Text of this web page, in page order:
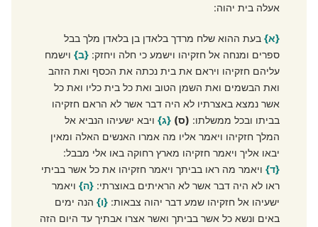
אעלה בית יהוה:
{א} בעת ההוא שלח מרדך בלאדן בן בלאדן מלך בבל
ספרים ומנחה אל חזקיהו וישמע כי חלה ויחזק:{ב} וישמח
עליהם חזקיהו ויראם את בית נכתה את הכסף ואת הזהב
ואת הבשמים ואת השמן הטוב ואת כל בית כליו ואת כל
אשר נמצא באצרתיו לא היה דבר אשר לא הראם חזקיהו
בביתו ובכל ממשלתו: (ס) {ג} ויבא ישעיהו הנביא אל
המלך חזקיהו ויאמר אליו מה אמרו האנשים האלה ומאין
יבאו אליך ויאמר חזקיהו מארץ רחוקה באו אלי מבבל:
{ד} ויאמר מה ראו בביתך ויאמר חזקיהו את כל אשר בביתי
ראו לא היה דבר אשר לא הראיתים באוצרתי:{ה} ויאמר
ישעיהו אל חזקיהו שמע דבר יהוה צבאות:{ו} הנה ימים
באים ונשא כל אשר בביתך ואשר אצרו אבתיך עד היום הזה